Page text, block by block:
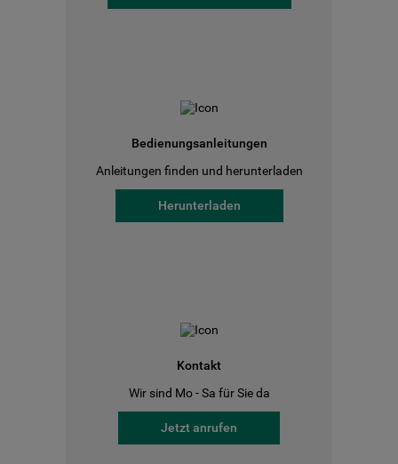
Bedienungsanleitungen
Anleitungen finden und herunterladen
Herunterladen
Kontakt
Wir sind Mo - Sa für Sie da
Jetzt anrufen